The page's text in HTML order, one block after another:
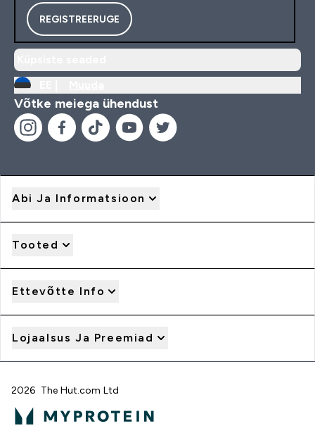
REGISTREERUGE
Võtke meiega ühendust
Abi Ja Informatsioon
Tooted
Ettevõtte Info
Lojaalsus Ja Preemiad
2026 The Hut.com Ltd